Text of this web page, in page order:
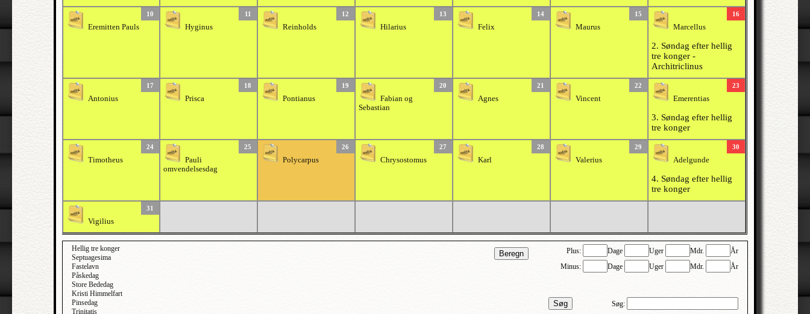
10
Eremitten Pauls
11
Hyginus
12
Reinholds
13
Hilarius
14
Felix
15
Maurus
16
Marcellus
2. Søndag efter hellig
tre konger -
Architriclinus
17
Antonius
18
Prisca
19
Pontianus
20
Fabian og
Sebastian
21
Agnes
22
Vincent
23
Emerentias
3. Søndag efter hellig
tre konger
24
Timotheus
25
Pauli
omvendelsesdag
26
Polycarpus
27
Chrysostomus
28
Karl
29
Valerius
30
Adelgunde
4. Søndag efter hellig
tre konger
31
Vigilius
Beregn Plus: Dage Uger Mdr.
År
Minus:
Dage Uger Mdr. År
Søg Søg:
Hellig tre konger
Septuagesima
Fastelavn
Påskedag
Store Bededag
Kristi Himmelfart
Pinsedag
Trinitatis